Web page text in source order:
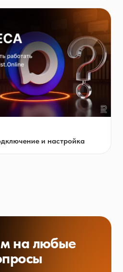
и настройка
на любые